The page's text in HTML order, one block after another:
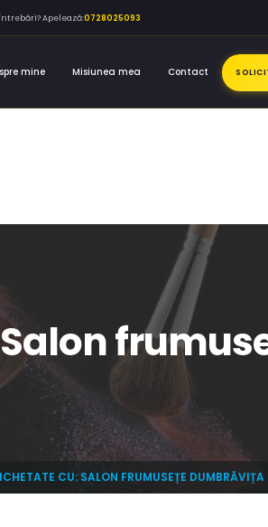
Apelează:0728025093
mine Misiunea mea Contact
CU: SALON FRUMUSEȚE DUMBRĂVIȚA